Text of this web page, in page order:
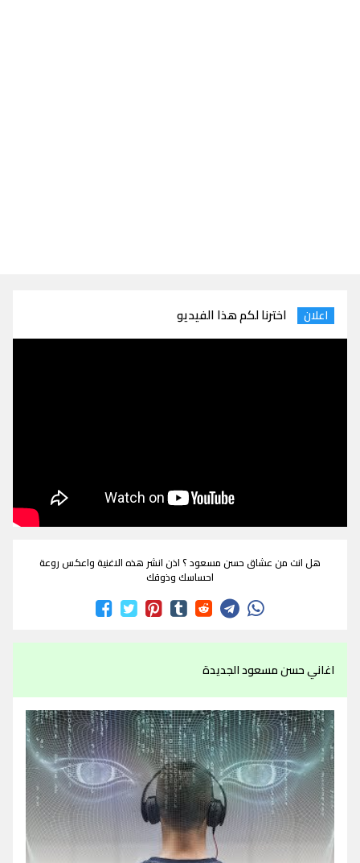
اعلان اخترنا لكم هذا الفيديو
هل انت من عشاق حسن مسعود ؟ اذن انشر هذه الاغنية واعكس روعة
احساسك وذوقك
اغاني حسن مسعود الجديدة